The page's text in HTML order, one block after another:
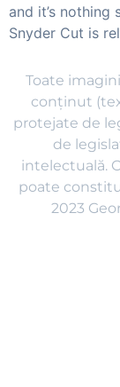
and it’s nothing
Snyder Cut is
Toate
conținut
protejate de
de
intelectuală.
poate
2023